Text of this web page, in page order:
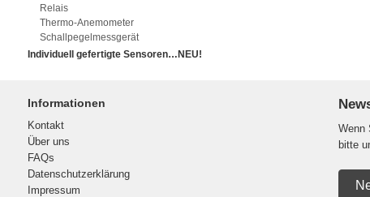
Relais
Thermo-Anemometer
Schallpegelmessgerät
Individuell gefertigte Sensoren…NEU!
Informationen
Kontakt
Über uns
FAQs
Datenschutzerklärung
Impressum
Wenn
bitte